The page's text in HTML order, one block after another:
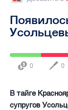
0 0
В тайге
супругов